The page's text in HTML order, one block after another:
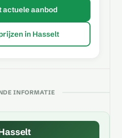
actuele aanbod
in Hasselt
INFORMATIE